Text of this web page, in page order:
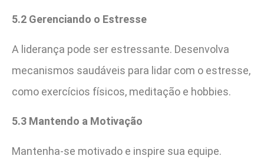
5.2 Gerenciando o Estresse
A liderança pode ser estressante. Desenvolva
mecanismos saudáveis para lidar com o estresse,
como exercícios físicos, meditação e hobbies.
5.3 Mantendo a Motivação
Mantenha-se motivado e inspire sua equipe.